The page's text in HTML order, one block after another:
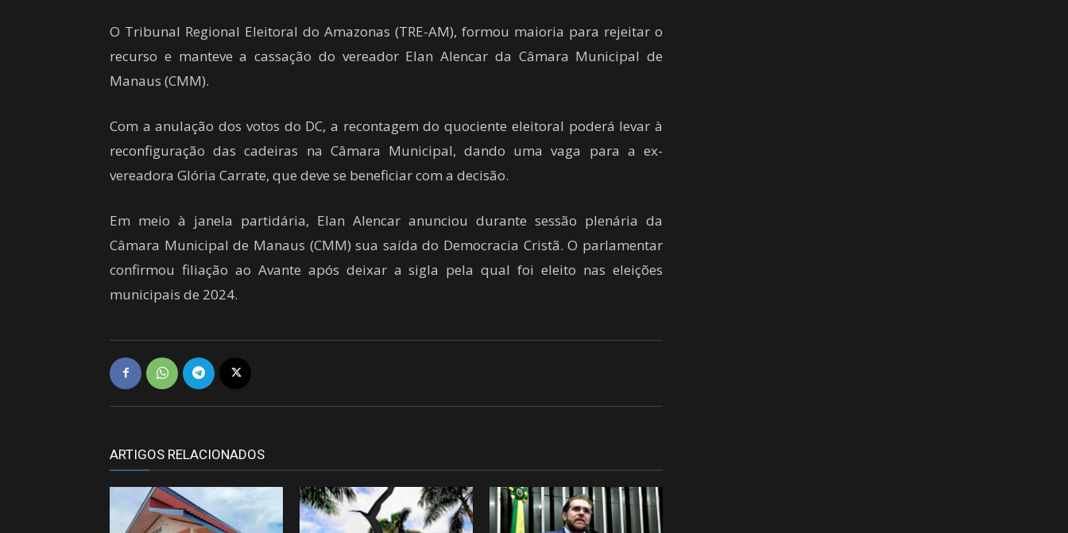
O Tribunal Regional Eleitoral do Amazonas (TRE-AM), formou maioria para rejeitar o
recurso e manteve a cassação do vereador Elan Alencar da Câmara Municipal de
Manaus (CMM).
Com a anulação dos votos do DC, a recontagem do quociente eleitoral poderá levar à
reconfiguração das cadeiras na Câmara Municipal, dando uma vaga para a ex-
vereadora Glória Carrate, que deve se beneficiar com a decisão.
Em meio à janela partidária, Elan Alencar anunciou durante sessão plenária da
Câmara Municipal de Manaus (CMM) sua saída do Democracia Cristã. O parlamentar
confirmou filiação ao Avante após deixar a sigla pela qual foi eleito nas eleições
municipais de 2024.
ARTIGOS RELACIONADOS